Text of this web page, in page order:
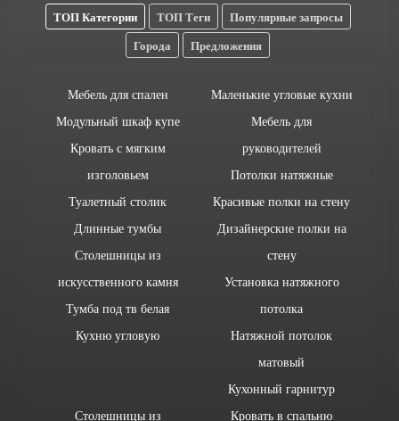
ТОП Категории ТОП Теги
Популярные запросы
Города
Предложения
Мебель для спален
Модульный шкаф купе
Кровать с мягким
изголовьем
Туалетный столик
Длинные тумбы
Столешницы из
искусственного камня
Тумба под тв белая
Кухню угловую
Маленькие угловые кухни
Мебель для
руководителей
Потолки натяжные
Красивые полки на стену
Дизайнерские полки на
стену
Установка натяжного
потолка
Натяжной потолок
матовый
Кухонный гарнитур
Столешницы из
Кровать в спальню